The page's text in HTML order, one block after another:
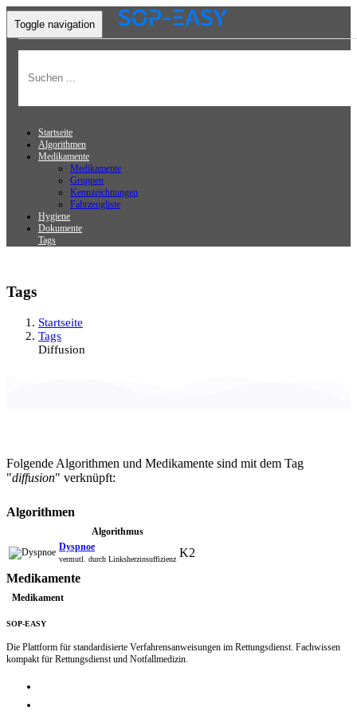
Toggle navigation
Startseite
Algorithmen
Medikamente
Medikamente
Gruppen
Kennzeichnungen
Fahrzeugliste
Hygiene
Dokumente
Tags
Tags
Startseite
Tags
Diffusion
Folgende Algorithmen und Medikamente sind mit dem Tag
"diffusion" verknüpft:
Algorithmen
Algorithmus
Dyspnoe
vermutl. durch Linksherzinsuffizienz K2
Medikamente
Medikament
SOP-EASY
Die Plattform für standardisierte Verfahrensanweisungen im Rettungsdienst. Fachwissen
kompakt für Rettungsdienst und Notfallmedizin.